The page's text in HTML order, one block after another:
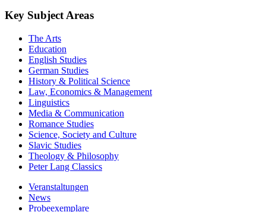
Key Subject Areas
The Arts
Education
English Studies
German Studies
History & Political Science
Law, Economics & Management
Linguistics
Media & Communication
Romance Studies
Science, Society and Culture
Slavic Studies
Theology & Philosophy
Peter Lang Classics
Veranstaltungen
News
Probeexemplare